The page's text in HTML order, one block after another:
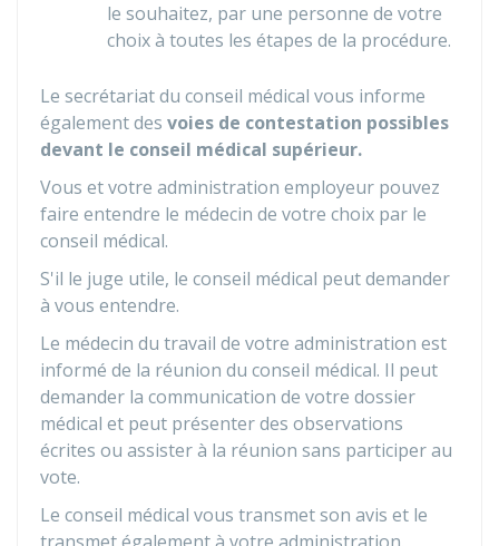
le souhaitez, par une personne de votre
choix à toutes les étapes de la procédure.
Le secrétariat du conseil médical vous informe
également des voies de contestation possibles
devant le conseil médical supérieur.
Vous et votre administration employeur pouvez
faire entendre le médecin de votre choix par le
conseil médical.
S'il le juge utile, le conseil médical peut demander
à vous entendre.
Le médecin du travail de votre administration est
informé de la réunion du conseil médical. Il peut
demander la communication de votre dossier
médical et peut présenter des observations
écrites ou assister à la réunion sans participer au
vote.
Le conseil médical vous transmet son avis et le